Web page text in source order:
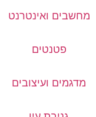
מחשבים ואינטרנט
פטנטים
מדגמים ועיצובים